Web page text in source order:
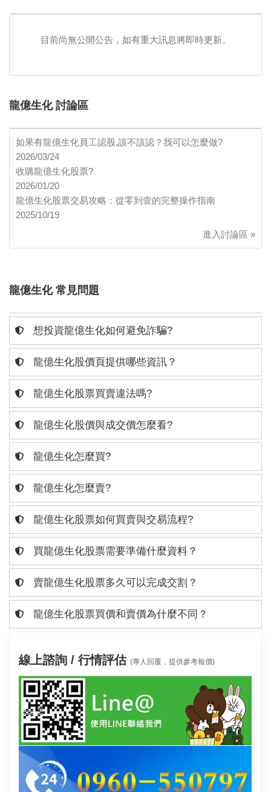
目前尚無公開公告，如有重大訊息將即時更新。
龍億生化 討論區
如果有龍億生化員工認股,該不該認？我可以怎麼做?
2026/03/24
收購龍億生化股票?
2026/01/20
龍億生化股票交易攻略：從零到壹的完整操作指南
2025/10/19
進入討論區 »
龍億生化 常見問題
想投資龍億生化如何避免詐騙?
龍億生化股價頁提供哪些資訊？
龍億生化股票買賣違法嗎?
龍億生化股價與成交價怎麼看?
龍億生化怎麼買?
龍億生化怎麼賣?
龍億生化股票如何買賣與交易流程?
買龍億生化股票需要準備什麼資料？
賣龍億生化股票多久可以完成交割？
龍億生化股票買價和賣價為什麼不同？
線上諮詢 / 行情評估 (專人回覆，提供參考報價)